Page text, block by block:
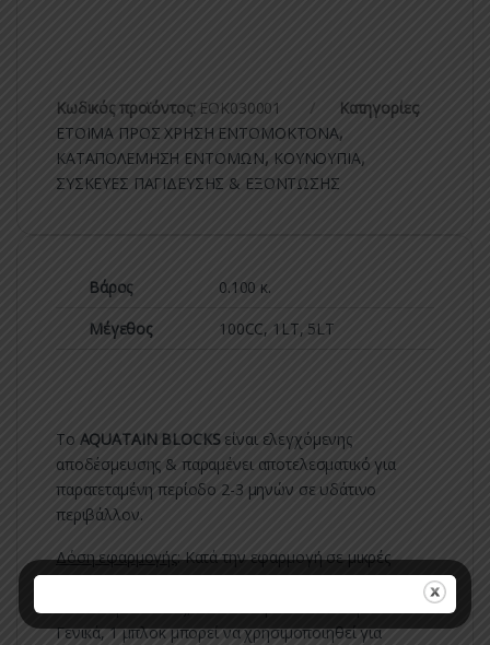
Κωδικός προϊόντος: ΕΟΚ030001
Κατηγορίες:
ΕΤΟΙΜΑ ΠΡΟΣ ΧΡΗΣΗ ΕΝΤΟΜΟΚΤΟΝΑ,
ΚΑΤΑΠΟΛΕΜΗΣΗ ΕΝΤΟΜΩΝ, ΚΟΥΝΟΥΠΙΑ,
ΣΥΣΚΕΥΕΣ ΠΑΓΙΔΕΥΣΗΣ & ΕΞΟΝΤΩΣΗΣ
Βάρος
0.100 κ.
Μέγεθος
100CC, 1LT, 5LT
Το AQUATAIN BLOCKSείναι ελεγχόμενης
αποδέσμευσης & παραμένει αποτελεσματικό για
παρατεταμένη περίοδο 2-3 μηνών σε υδάτινο
περιβάλλον.
Δόση εφαρμογής: Κατά την εφαρμογή σε μικρές
υδάτινες μάζες (πιατάκια γλαστρών, ελαστικά
Γενικά, 1 μπλοκ μπορεί να χρησιμοποιηθεί για